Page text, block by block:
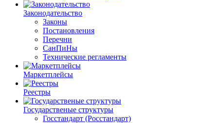
Законодательство
Законы
Постановления
Перечни
СанПиНы
Технические регламенты
Маркетплейсы
Реестры
Государственые структуры
Госстандарт (Росстандарт)